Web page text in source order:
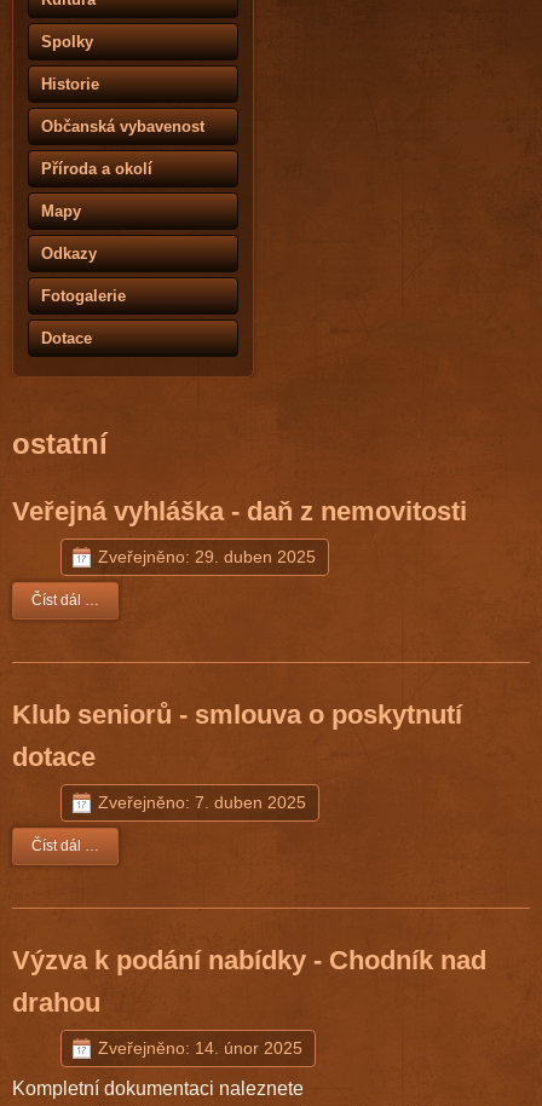
Spolky
Historie
Občanská vybavenost
Příroda a okolí
Mapy
Odkazy
Fotogalerie
Dotace
ostatní
Veřejná vyhláška - daň z nemovitosti
Zveřejněno: 29. duben 2025
Číst dál …
Klub seniorů - smlouva o poskytnutí
dotace
Zveřejněno: 7. duben 2025
Číst dál …
Výzva k podání nabídky - Chodník nad
drahou
Zveřejněno: 14. únor 2025
Kompletní dokumentaci naleznete